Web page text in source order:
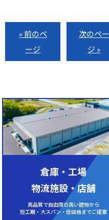
« 前のペ
ージ
次のペー
ジ »
倉庫・工場
物流施設・店舗
高品質で自由度の高い建物から
短工期・大スパン・低価格までご提案